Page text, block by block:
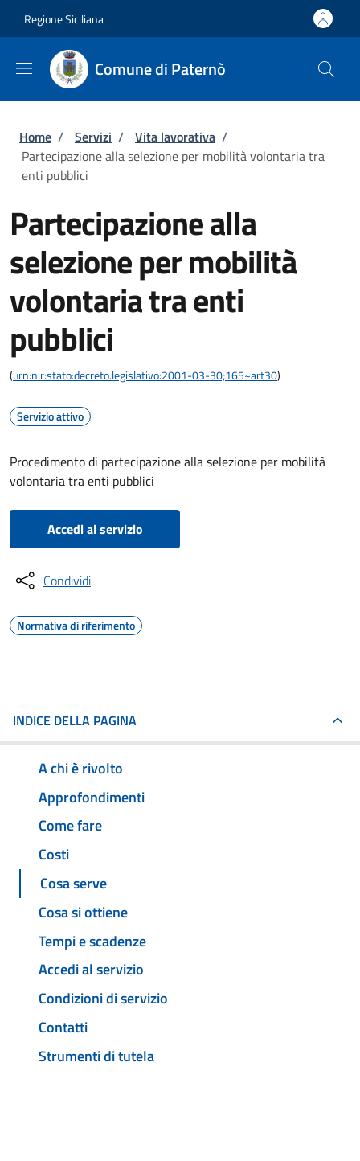
Regione Siciliana
Comune di Paternò
Briciole di pane
Home / Servizi / Vita lavorativa /
Partecipazione alla selezione per mobilità volontaria tra
enti pubblici
Partecipazione alla
selezione per mobilità
volontaria tra enti
pubblici
(urn:nir:stato:decreto.legislativo:2001-03-30;165~art30)
Servizio attivo
Procedimento di partecipazione alla selezione per mobilità
volontaria tra enti pubblici
Accedi al servizio
Condividi
Normativa di riferimento
INDICE DELLA PAGINA
A chi è rivolto
Approfondimenti
Come fare
Costi
Cosa serve
Cosa si ottiene
Tempi e scadenze
Accedi al servizio
Condizioni di servizio
Contatti
Strumenti di tutela